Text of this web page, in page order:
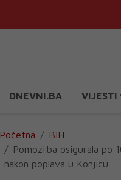
DNEVNI.BA VIJESTI
Početna
BIH
Pomozi.ba osigurala
nakon poplava u Konjicu